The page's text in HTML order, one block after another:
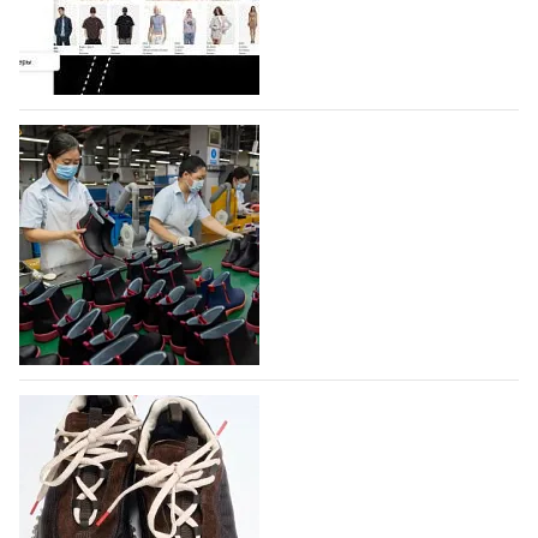
Гуанчжоу, столице моды Китая, является
профессиональной обувной компанией,
объединяющей разработку, производство и…
07.08.2026 344
На платформе Lamoda - новый раздел и
условия продвижения локальных
дизайнерских марок
Российский маркетплейс Lamoda решил обновить
раздел для продажи продукции локальных
дизайнерских марок одежды, обуви и аксессуаров.
Бренды также получат маркетинговую…
06.08.2026 507
Объем мирового производства обуви в
2025 году практически не увеличился
В 2025 году мировое производство обуви
практически не изменилось, зафиксировав